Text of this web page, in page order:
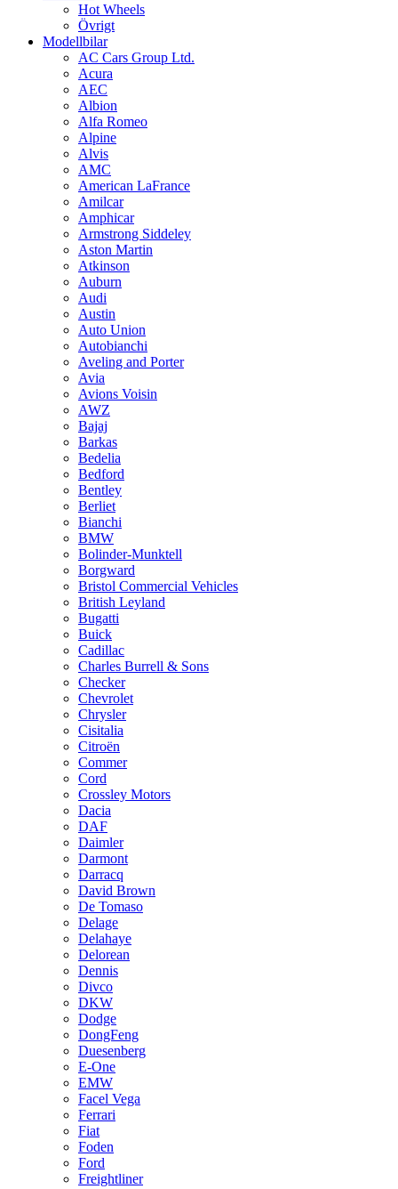
Hot Wheels
Övrigt
Modellbilar
AC Cars Group Ltd.
Acura
AEC
Albion
Alfa Romeo
Alpine
Alvis
AMC
American LaFrance
Amilcar
Amphicar
Armstrong Siddeley
Aston Martin
Atkinson
Auburn
Audi
Austin
Auto Union
Autobianchi
Aveling and Porter
Avia
Avions Voisin
AWZ
Bajaj
Barkas
Bedelia
Bedford
Bentley
Berliet
Bianchi
BMW
Bolinder-Munktell
Borgward
Bristol Commercial Vehicles
British Leyland
Bugatti
Buick
Cadillac
Charles Burrell & Sons
Checker
Chevrolet
Chrysler
Cisitalia
Citroën
Commer
Cord
Crossley Motors
Dacia
DAF
Daimler
Darmont
Darracq
David Brown
De Tomaso
Delage
Delahaye
Delorean
Dennis
Divco
DKW
Dodge
DongFeng
Duesenberg
E-One
EMW
Facel Vega
Ferrari
Fiat
Foden
Ford
Freightliner